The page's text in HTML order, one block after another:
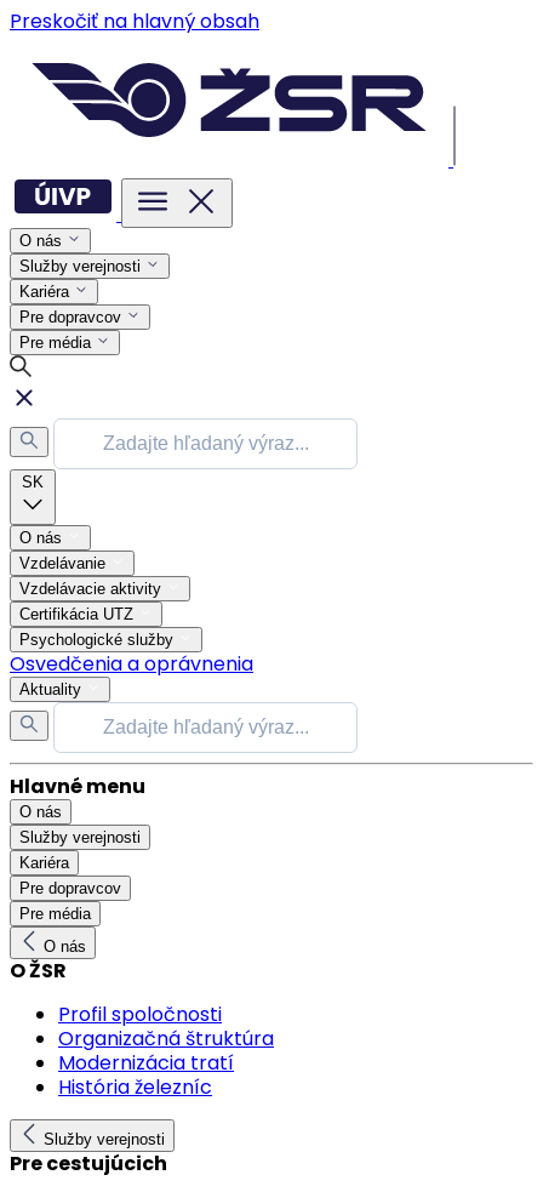
Preskočiť na hlavný obsah
O nás
Služby verejnosti
Kariéra
Pre dopravcov
Pre média
SK
O nás
Vzdelávanie
Vzdelávacie aktivity
Certifikácia UTZ
Psychologické služby
Osvedčenia a oprávnenia
Aktuality
Hlavné menu
O nás
Služby verejnosti
Kariéra
Pre dopravcov
Pre média
O nás
O ŽSR
Profil spoločnosti
Organizačná štruktúra
Modernizácia tratí
História železníc
Služby verejnosti
Pre cestujúcich